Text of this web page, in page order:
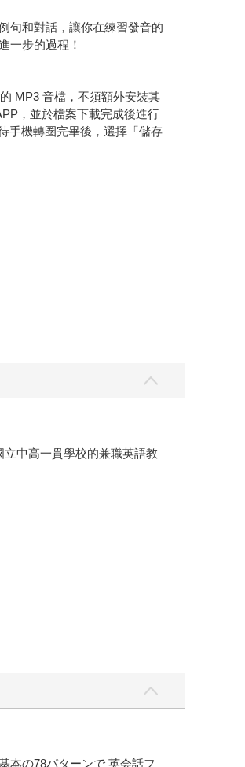
句和對話，讓你在練習發音的
一步的過程！
MP3 音檔，不須額外安裝其
，並於檔案下載完成後進行
手機轉圈完畢後，選擇「儲存
中高一貫學校的兼職英語教
本の78パターンで 英会話フ